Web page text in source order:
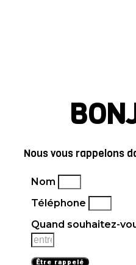
Nous vous rappelons
Nom
Téléphone
Quand souhaitez-
Être rappelé